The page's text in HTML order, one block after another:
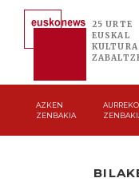
25 URTE
EUSKAL
KULTURA
AZKEN
ZENBAKIA
AURREKO